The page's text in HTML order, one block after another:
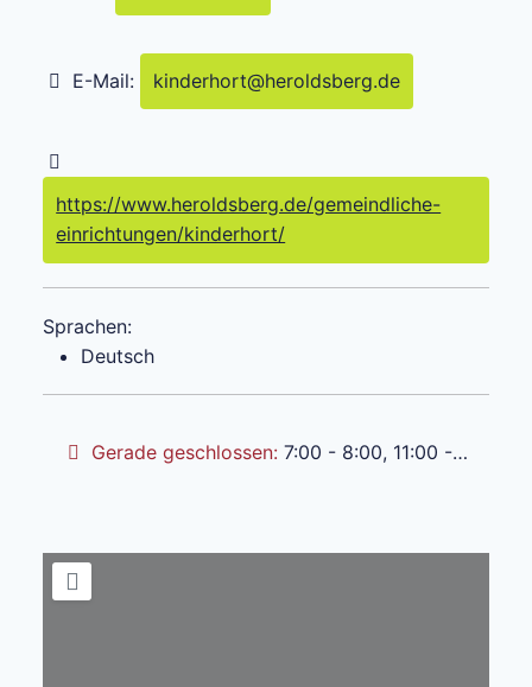
E-Mail: kinderhort@heroldsberg.de
https://www.heroldsberg.de/gemeindliche-
einrichtungen/kinderhort/
Sprachen:
Deutsch
Gerade geschlossen: 7:00 - 8:00, 11:00 - 17:30